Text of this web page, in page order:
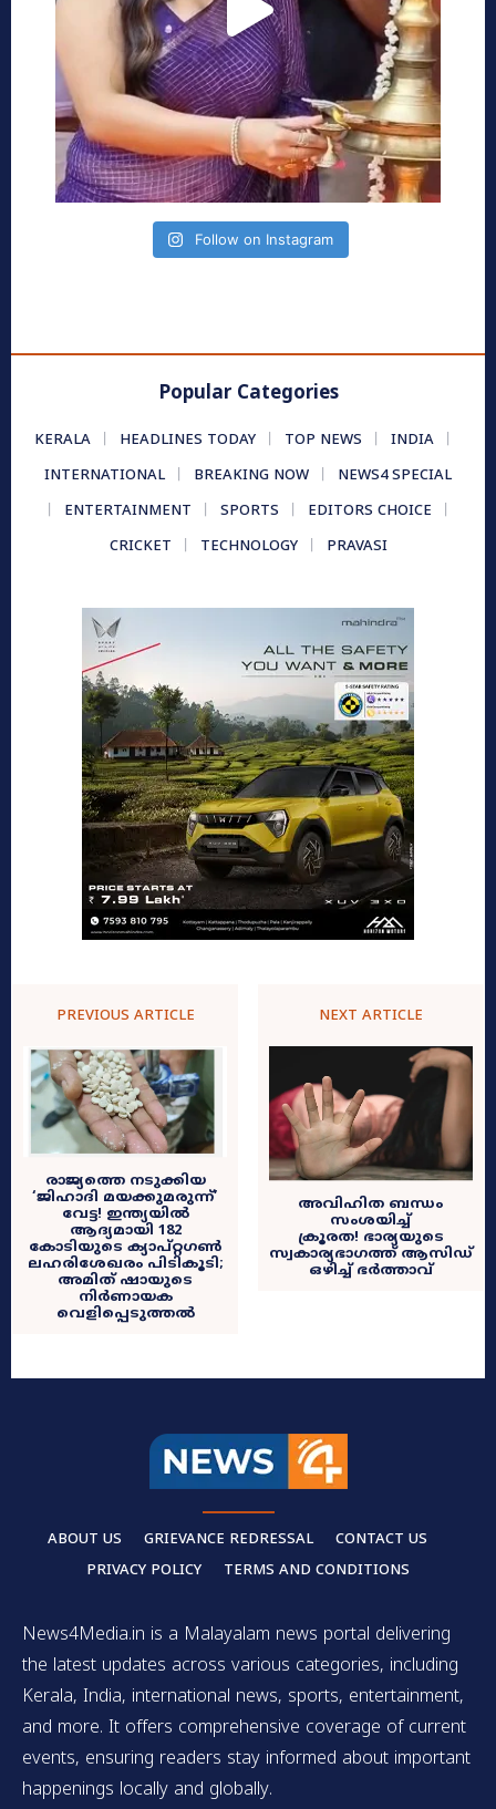
Follow on Instagram
Popular Categories
KERALA HEADLINES TODAY TOP NEWS
INDIA
INTERNATIONAL
BREAKING NOW
NEWS4 SPECIAL
ENTERTAINMENT
SPORTS
EDITORS CHOICE
CRICKET
TECHNOLOGY PRAVASI
PREVIOUS ARTICLE
രാജ്യത്തെ നടുക്കിയ
‘ജിഹാദി മയക്കുമരുന്ന്’
വേട്ട! ഇന്ത്യയിൽ
ആദ്യമായി 182
കോടിയുടെ ക്യാപ്റ്റഗൺ
ലഹരിശേഖരം പിടികൂടി;
അമിത് ഷായുടെ
നിർണായക
വെളിപ്പെടുത്തൽ
NEXT ARTICLE
അവിഹിത ബന്ധം
സംശയിച്ച്
ക്രൂരത! ഭാര്യയുടെ
സ്വകാര്യഭാഗത്ത് ആസിഡ്
ഒഴിച്ച് ഭർത്താവ്
ABOUT US GRIEVANCE REDRESSAL
CONTACT US
PRIVACY POLICY
TERMS AND CONDITIONS
News4Media.in is a Malayalam news portal delivering
the latest updates across various categories, including
Kerala, India, international news, sports, entertainment,
and more. It offers comprehensive coverage of current
events, ensuring readers stay informed about important
happenings locally and globally.